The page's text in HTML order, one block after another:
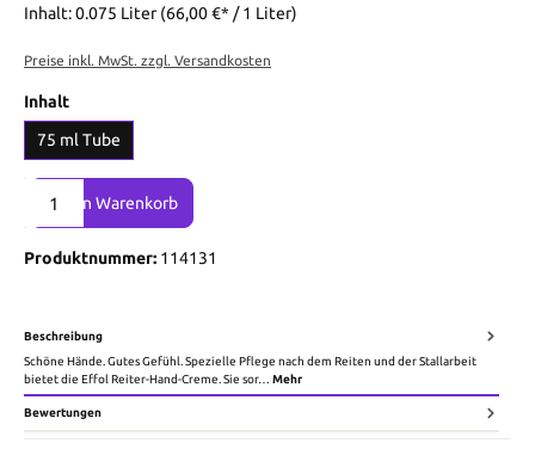
Inhalt:0.075 Liter(66,00 €* / 1 Liter)
Preise inkl. MwSt. zzgl. Versandkosten
Inhalt
75 ml Tube
Produkt Anzahl: Gib den gewünschten Wert ein oder benutze die
In den Warenkorb
Produktnummer: 114131
Beschreibung
Schöne Hände. Gutes Gefühl. Spezielle Pflege nach dem Reiten und der Stallarbeit
bietet die Effol Reiter-Hand-Creme. Sie sor… Mehr
Bewertungen